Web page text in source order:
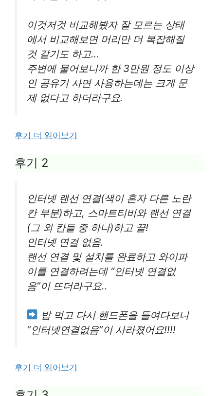
이것저것 비교해봤자 잘 모르는 상태
에서 비교해보면 머리만 더 복잡해질
것 같기도 하고…
주변에 물어보니까 한 3만원 정도 이상
인 공유기 사면 사용하는데는 크게 문
제 없다고 하더라구요.
후기 더 읽어보기
후기 2
인터넷 랜선 연결(색이 혼자 다른 노란
칸 부분)하고, 스마트티비와 랜선 연결
(그 외 칸들 중 하나)하고 끝!
인터넷 연결 없음.
랜선 연결 및 설치를 완료하고 와이파
이를 연결하려는데 “인터넷 연결없
음”이 뜨더라구요..
밥 먹고 다시 핸드폰을 들여다보니
“인터넷연결없음”이 사라졌어요!!!!
후기 더 읽어보기